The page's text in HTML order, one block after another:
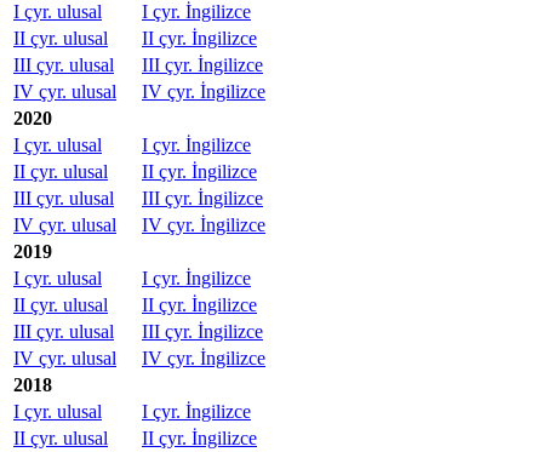
I çyr. ulusal
I çyr. İngilizce
II çyr. ulusal
II çyr. İngilizce
III çyr. ulusal
III çyr. İngilizce
IV çyr. ulusal
IV çyr. İngilizce
2020
I çyr. ulusal
I çyr. İngilizce
II çyr. ulusal
II çyr. İngilizce
III çyr. ulusal
III çyr. İngilizce
IV çyr. ulusal
IV çyr. İngilizce
2019
I çyr. ulusal
I çyr. İngilizce
II çyr. ulusal
II çyr. İngilizce
III çyr. ulusal
III çyr. İngilizce
IV çyr. ulusal
IV çyr. İngilizce
2018
I çyr. ulusal
I çyr. İngilizce
II çyr. ulusal
II çyr. İngilizce